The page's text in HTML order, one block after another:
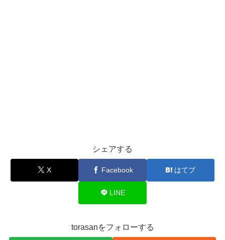
シェアする
X Facebook はてブ
LINE
torasanをフォローする